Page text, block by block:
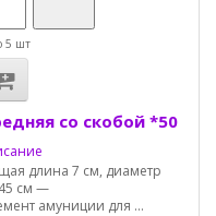
5 шт
со скобой *50
длина 7 см, диаметр
см —
амуниции для ...